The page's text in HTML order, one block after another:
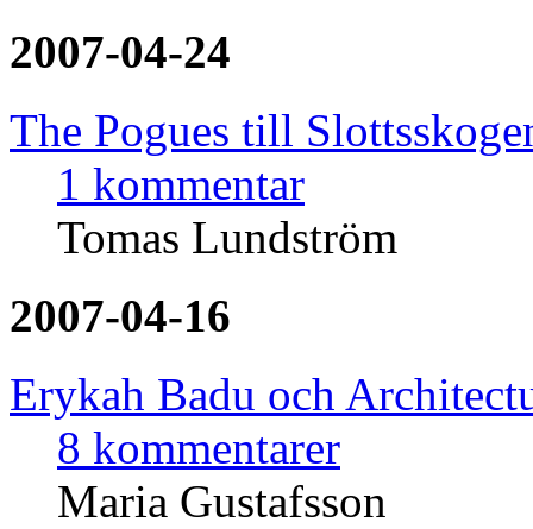
2007-04-24
The Pogues till
1 kommentar
Tomas Lundström
2007-04-16
Erykah Badu och
8 kommentarer
Maria Gustafsson